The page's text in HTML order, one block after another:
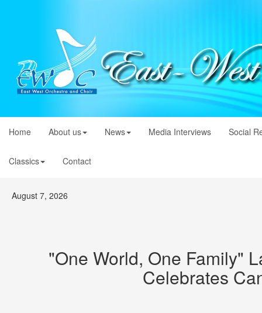
Home About us News Media Interviews Social
Classics Contact
August 7, 2026
"One World, One Family"
Celebrates